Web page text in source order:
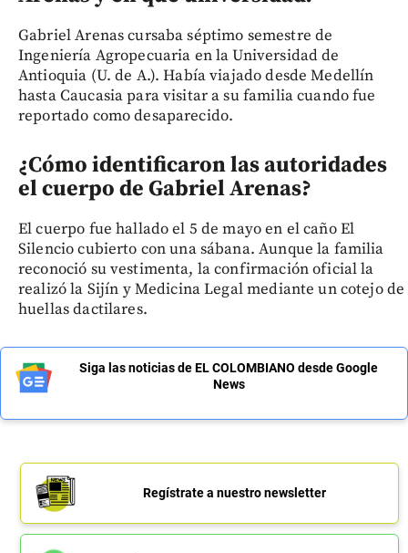
Gabriel Arenas cursaba séptimo semestre de
Ingeniería Agropecuaria en la Universidad de
Antioquia (U. de A.). Había viajado desde Medellín
hasta Caucasia para visitar a su familia cuando fue
reportado como desaparecido.
¿Cómo identificaron las autoridades
el cuerpo de Gabriel Arenas?
El cuerpo fue hallado el 5 de mayo en el caño El
Silencio cubierto con una sábana. Aunque la familia
reconoció su vestimenta, la confirmación oficial la
realizó la Sijín y Medicina Legal mediante un cotejo de
huellas dactilares.
Siga las noticias de EL COLOMBIANO desde Google
News
Regístrate a nuestro newsletter